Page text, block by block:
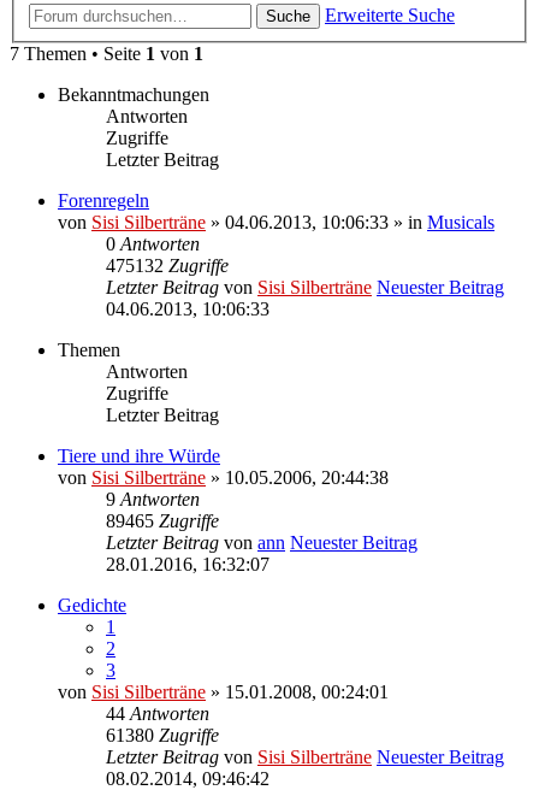
Suche
Erweiterte Suche
7 Themen • Seite 1 von 1
Bekanntmachungen
Antworten
Zugriffe
Letzter Beitrag
Forenregeln
von Sisi Silberträne » 04.06.2013, 10:06:33 » in Musicals
0 Antworten
475132 Zugriffe
Letzter Beitrag von Sisi Silberträne Neuester Beitrag
04.06.2013, 10:06:33
Themen
Antworten
Zugriffe
Letzter Beitrag
Tiere und ihre Würde
von Sisi Silberträne » 10.05.2006, 20:44:38
9 Antworten
89465 Zugriffe
Letzter Beitrag von ann Neuester Beitrag
28.01.2016, 16:32:07
Gedichte
1
2
3
von Sisi Silberträne » 15.01.2008, 00:24:01
44 Antworten
61380 Zugriffe
Letzter Beitrag von Sisi Silberträne Neuester Beitrag
08.02.2014, 09:46:42